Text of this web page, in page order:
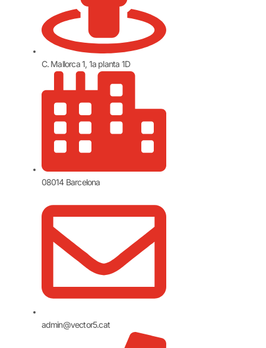
C. Mallorca 1, 1a planta 1D
08014 Barcelona
admin@vector5.cat